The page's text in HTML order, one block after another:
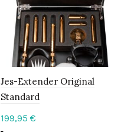
Jes-Extender Original
Standard
199,95 €